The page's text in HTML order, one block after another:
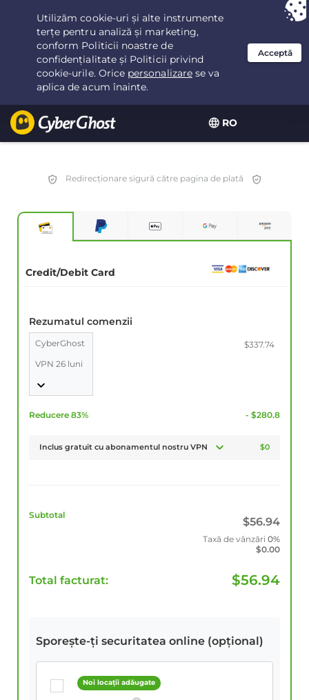
RO
Ai ales:Cea mai bună ofertăpentru 2.1666666666667ani la $
Redirecționare sigură către pagina de plată
Credit/Debit Card
Rezumatul comenzii
CyberGhost
VPN 26 luni
$337.74
Reducere 83% - $280.8
Inclus gratuit cu abonamentul nostru VPN $0
Subtotal
$56.94
Taxă de vânzări 0%
$0.00
Total facturat: $56.94
Sporește-ți securitatea online (opțional)
Noi locații adăugate